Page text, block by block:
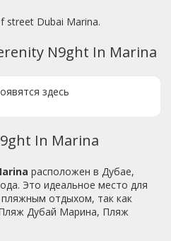
street Dubai Marina.
N9ght In Marina
здесь
In Marina
расположен в Дубае,
Это идеальное место для
пляжным отдыхом, так как
Дубай Марина, Пляж